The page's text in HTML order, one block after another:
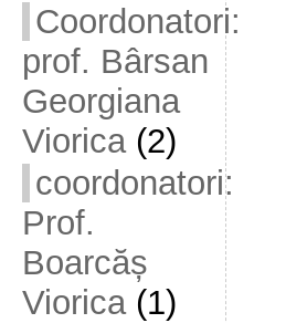
Coordonatori:
prof. Bârsan
Georgiana
Viorica(2)
coordonatori:
Prof.
Boarcăș
Viorica(1)